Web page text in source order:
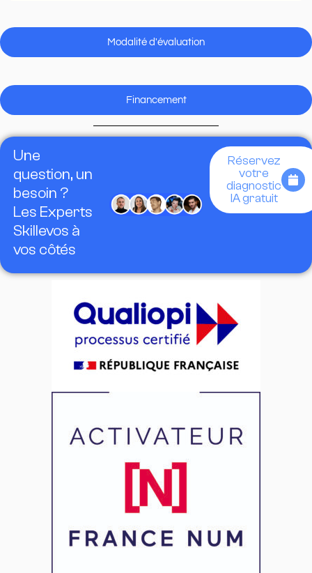
Modalité d'évaluation
Financement
Une
question, un
besoin ?
Les Experts
Skillevos à
vos côtés
Réservez
votre
diagnostic
IA gratuit